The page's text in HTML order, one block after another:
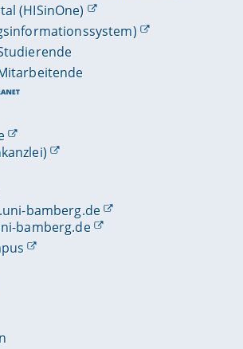
(HISinOne)
bamberg.de
bamberg.de